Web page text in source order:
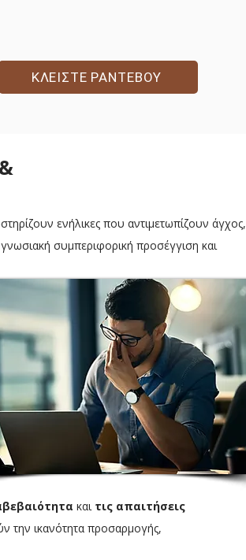
ΚΛΕΙΣΤΕ ΡΑΝΤΕΒΟΥ
ενήλικες που αντιμετωπίζουν άγχος,
συμπεριφορική προσέγγιση και
και τις απαιτήσεις
την ικανότητα προσαρμογής,